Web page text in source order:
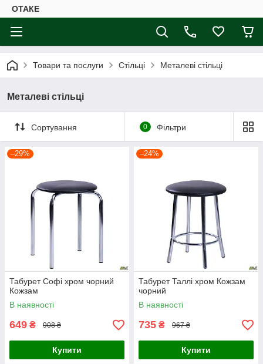
ОТАКЕ
Товари та послуги Стільці Металеві стільці
Металеві стільці
Сортування 0 Фільтри
–29%
Табурет Софі хром чорний
Кожзам
В наявності
649 ₴ 908 ₴
Купити
–24%
Табурет Таллі хром Кожзам
чорний
В наявності
735 ₴ 967 ₴
Купити